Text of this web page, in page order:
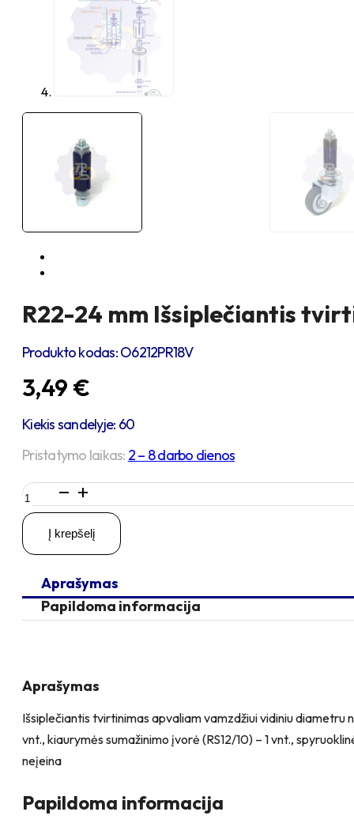
R22-24 mm Išsiplečiantis
Produkto kodas:O6212PR18V
3,49 €
Kiekis sandelyje: 60
Pristatymo laikas: 2 – 8 darbo dienos
produkto
kiekis:
R22-
mm
tvirtinimas
apvaliam
vamzdžiui
Į krepšelį
Aprašymas
Papildoma informacija
Aprašymas
Išsiplečiantis tvirtinimas apvaliam vamzdžiui vidiniu diametru
vnt., kiaurymės sumažinimo įvorė (RS12/10) – 1 vnt.,
neįeina
Papildoma informacija